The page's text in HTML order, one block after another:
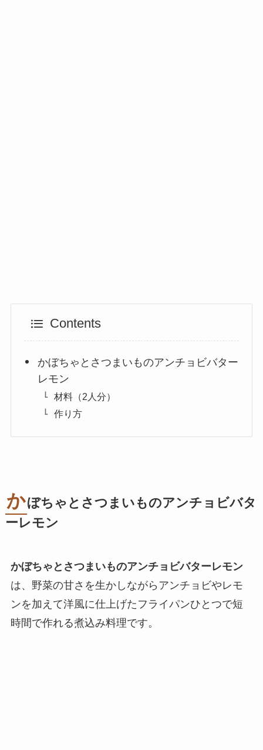
Contents
かぼちゃとさつまいものアンチョビバター
レモン
材料（2人分）
作り方
かぼちゃとさつまいものアンチョビバタ
ーレモン
かぼちゃとさつまいものアンチョビバターレモン
は、野菜の甘さを生かしながらアンチョビやレモ
ンを加えて洋風に仕上げたフライパンひとつで短
時間で作れる煮込み料理です。